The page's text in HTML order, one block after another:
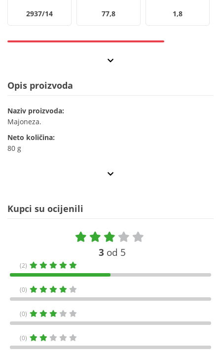
2937/14 77,8 1,8
Opis proizvoda
Naziv proizvoda:
Majoneza.
Neto količina:
80 g
Kupci su ocijenili
3 od 5
(2)
(0)
(0)
(0)